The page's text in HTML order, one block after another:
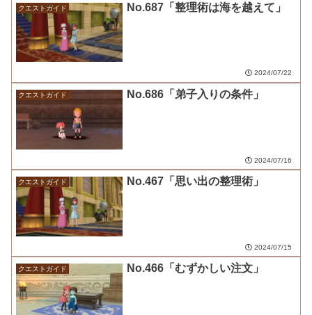
クエストガイド No.687「整理術は海を越えて」
2024/07/22
クエストガイド No.686「弟子入りの条件」
2024/07/16
クエストガイド No.467「思い出の整理術」
2024/07/15
クエストガイド No.466「むずかしい注文」